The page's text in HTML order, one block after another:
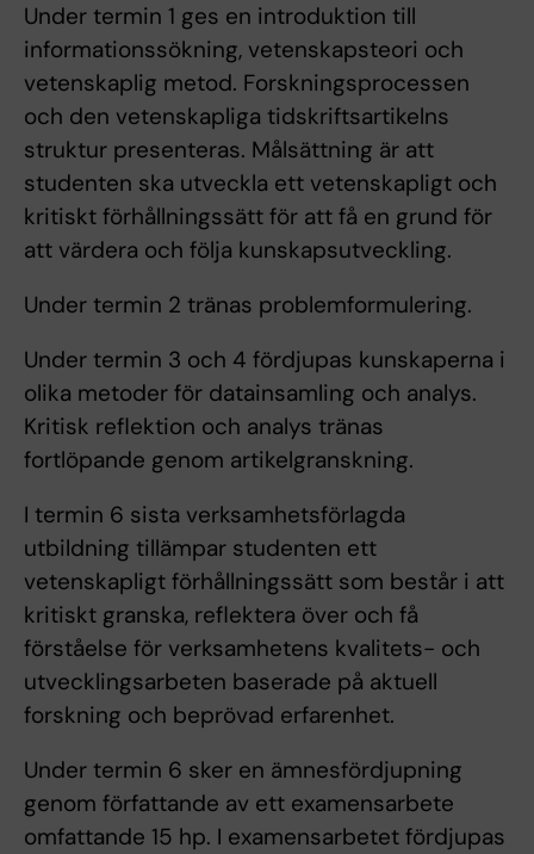
Under termin 1 ges en introduktion till
informationssökning, vetenskapsteori och
vetenskaplig metod. Forskningsprocessen
och den vetenskapliga tidskriftsartikelns
struktur presenteras. Målsättning är att
studenten ska utveckla ett vetenskapligt och
kritiskt förhållningssätt för att få en grund för
att värdera och följa kunskapsutveckling.
Under termin 2 tränas problemformulering.
Under termin 3 och 4 fördjupas kunskaperna i
olika metoder för datainsamling och analys.
Kritisk reflektion och analys tränas
fortlöpande genom artikelgranskning.
I termin 6 sista verksamhetsförlagda
utbildning tillämpar studenten ett
vetenskapligt förhållningssätt som består i att
kritiskt granska, reflektera över och få
förståelse för verksamhetens kvalitets- och
utvecklingsarbeten baserade på aktuell
forskning och beprövad erfarenhet.
Under termin 6 sker en ämnesfördjupning
genom författande av ett examensarbete
omfattande 15 hp. I examensarbetet fördjupas